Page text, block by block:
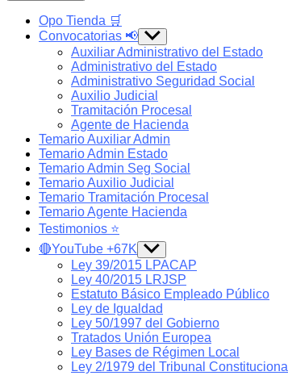
Opo Tienda 🛒
Convocatorias 📢 Show
sub
menu
Auxiliar Administrativo del Estado
Administrativo del Estado
Administrativo Seguridad Social
Auxilio Judicial
Tramitación Procesal
Agente de Hacienda
Temario Auxiliar Admin
Temario Admin Estado
Temario Admin Seg Social
Temario Auxilio Judicial
Temario Tramitación Procesal
Temario Agente Hacienda
Testimonios ⭐️
🔴YouTube +67K Show
sub
menu
Ley 39/2015 LPACAP
Ley 40/2015 LRJSP
Estatuto Básico Empleado Público
Ley de Igualdad
Ley 50/1997 del Gobierno
Tratados Unión Europea
Ley Bases de Régimen Local
Ley 2/1979 del Tribunal Constitucional